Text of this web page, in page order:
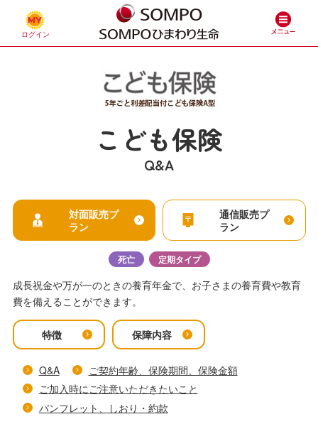
こども保険
Q&A
対面販売プ
ラン
通信販売プ
ラン
死亡 定期タイプ
成長祝金や万が一のときの養育年金で、お子さまの養育費や教育
費を備えることができます。
特徴 保障内容
Q&A
ご契約年齢、保険期間、保険金額
ご加入時にご注意いただきたいこと
パンフレット、しおり・約款